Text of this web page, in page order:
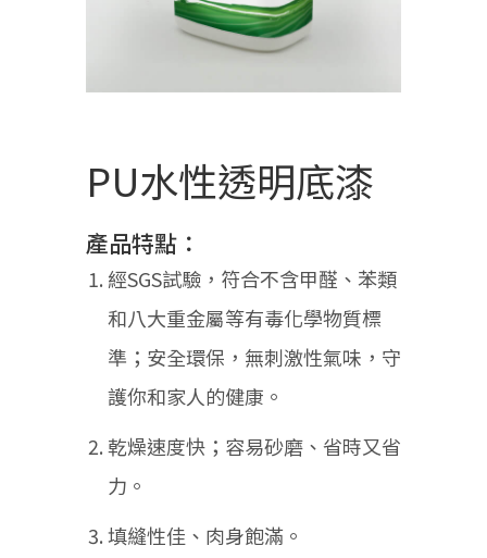
PU水性透明底漆
產品特點：
經SGS試驗，符合不含甲醛、苯類
和八大重金屬等有毒化學物質標
準；安全環保，無刺激性氣味，守
護你和家人的健康。
乾燥速度快；容易砂磨、省時又省
力。
填縫性佳、肉身飽滿。